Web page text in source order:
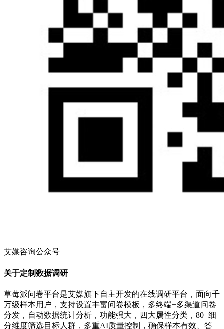
艾媒咨询公众号
关于定制数据调研
草莓派问卷平台是艾媒旗下自主开发的在线调研平台，面向千
万级样本用户，支持设置丰富问卷模板，多终端+多渠道问卷
分发，自动数据统计分析，功能强大，四大属性分类，80+细
分维度筛选目标人群，多重AI质量控制，确保样本有效、答